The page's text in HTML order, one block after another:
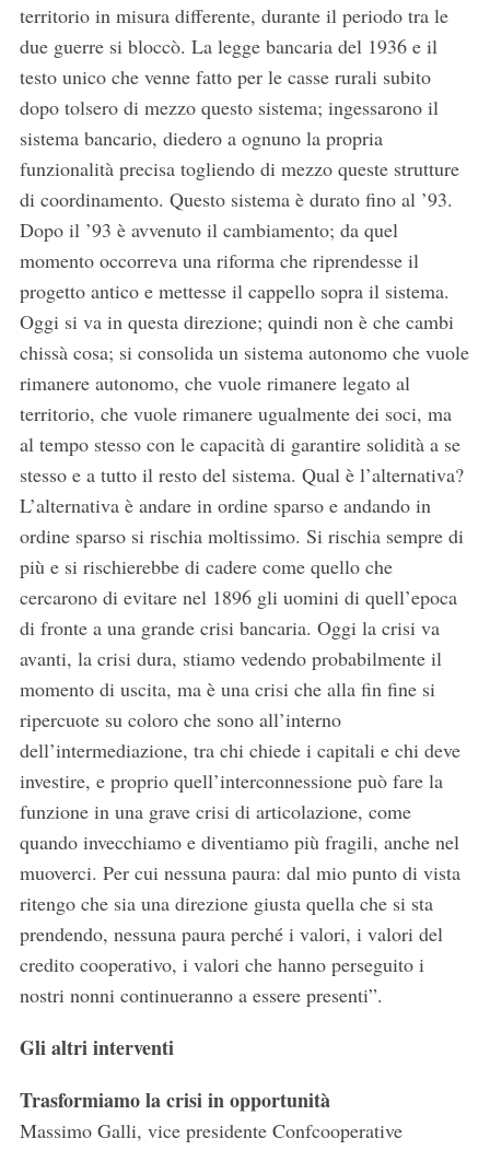
territorio in misura differente, durante il periodo tra le
due guerre si bloccò. La legge bancaria del 1936 e il
testo unico che venne fatto per le casse rurali subito
dopo tolsero di mezzo questo sistema; ingessarono il
sistema bancario, diedero a ognuno la propria
funzionalità precisa togliendo di mezzo queste strutture
di coordinamento. Questo sistema è durato fino al ’93.
Dopo il ’93 è avvenuto il cambiamento; da quel
momento occorreva una riforma che riprendesse il
progetto antico e mettesse il cappello sopra il sistema.
Oggi si va in questa direzione; quindi non è che cambi
chissà cosa; si consolida un sistema autonomo che vuole
rimanere autonomo, che vuole rimanere legato al
territorio, che vuole rimanere ugualmente dei soci, ma
al tempo stesso con le capacità di garantire solidità a se
stesso e a tutto il resto del sistema. Qual è l’alternativa?
L’alternativa è andare in ordine sparso e andando in
ordine sparso si rischia moltissimo. Si rischia sempre di
più e si rischierebbe di cadere come quello che
cercarono di evitare nel 1896 gli uomini di quell’epoca
di fronte a una grande crisi bancaria. Oggi la crisi va
avanti, la crisi dura, stiamo vedendo probabilmente il
momento di uscita, ma è una crisi che alla fin fine si
ripercuote su coloro che sono all’interno
dell’intermediazione, tra chi chiede i capitali e chi deve
investire, e proprio quell’interconnessione può fare la
funzione in una grave crisi di articolazione, come
quando invecchiamo e diventiamo più fragili, anche nel
muoverci. Per cui nessuna paura: dal mio punto di vista
ritengo che sia una direzione giusta quella che si sta
prendendo, nessuna paura perché i valori, i valori del
credito cooperativo, i valori che hanno perseguito i
nostri nonni continueranno a essere presenti”.
Gli altri interventi
Trasformiamo la crisi in opportunità
Massimo Galli, vice presidente Confcooperative